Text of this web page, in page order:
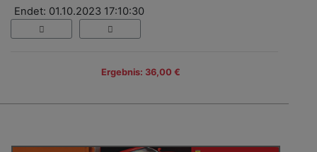
Endet: 01.10.2023 17:10:30
Ergebnis: 36,00 €